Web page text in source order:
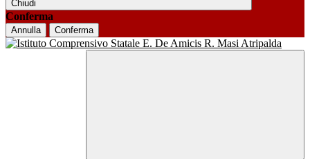
Chiudi
Conferma
Annulla Conferma